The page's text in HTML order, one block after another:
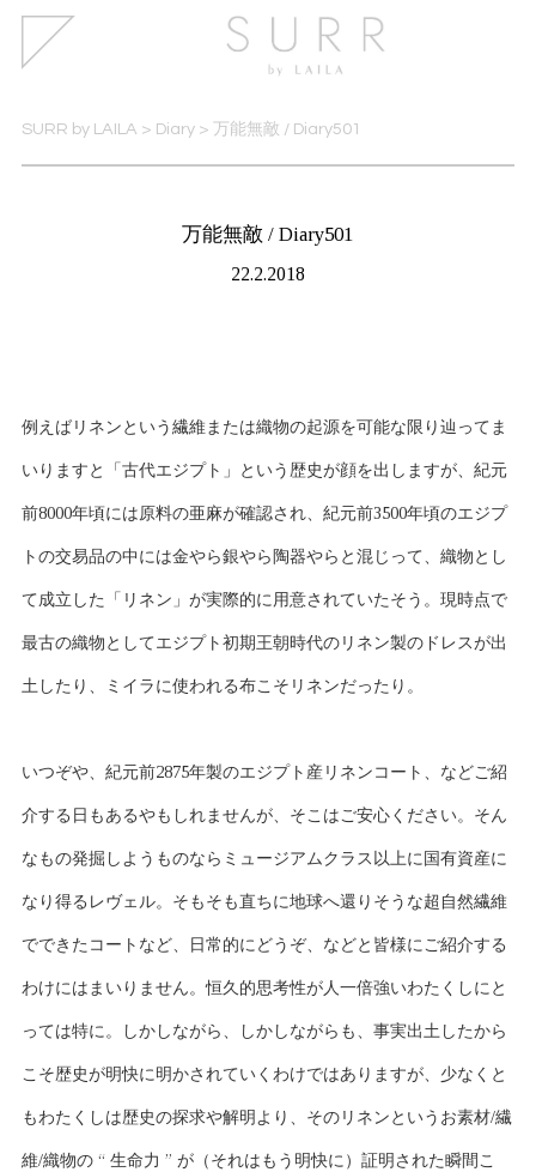
SURR by LAILA > Diary> 万能無敵 / Diary501
万能無敵 / Diary501
22.2.2018
例えばリネンという繊維または織物の起源を可能な限り辿ってま
いりますと「古代エジプト」という歴史が顔を出しますが、紀元
前8000年頃には原料の亜麻が確認され、紀元前3500年頃のエジプ
トの交易品の中には金やら銀やら陶器やらと混じって、織物とし
て成立した「リネン」が実際的に用意されていたそう。現時点で
最古の織物としてエジプト初期王朝時代のリネン製のドレスが出
土したり、ミイラに使われる布こそリネンだったり。
いつぞや、紀元前2875年製のエジプト産リネンコート、などご紹
介する日もあるやもしれませんが、そこはご安心ください。そん
なもの発掘しようものならミュージアムクラス以上に国有資産に
なり得るレヴェル。そもそも直ちに地球へ還りそうな超自然繊維
でできたコートなど、日常的にどうぞ、などと皆様にご紹介する
わけにはまいりません。恒久的思考性が人一倍強いわたくしにと
っては特に。しかしながら、しかしながらも、事実出土したから
こそ歴史が明快に明かされていくわけではありますが、少なくと
もわたくしは歴史の探求や解明より、そのリネンというお素材/繊
維/織物の “ 生命力 ” が（それはもう明快に）証明された瞬間こ